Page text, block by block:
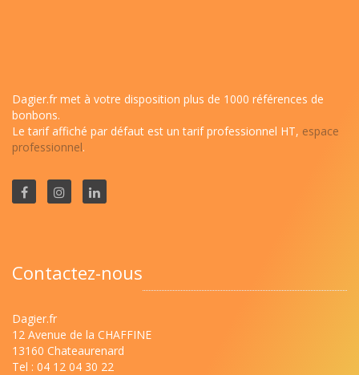
Dagier.fr met à votre disposition plus de 1000 références de
bonbons.
Le tarif affiché par défaut est un tarif professionnel HT, espace
professionnel.
Contactez-nous
Dagier.fr
12 Avenue de la CHAFFINE
13160 Chateaurenard
Tel : 04 12 04 30 22